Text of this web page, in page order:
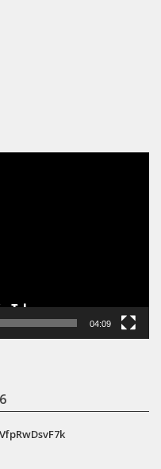
04:09